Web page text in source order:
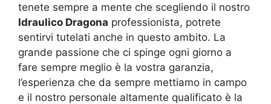
tenete sempre a mente che scegliendo il nostro
Idraulico Dragona professionista, potrete
sentirvi tutelati anche in questo ambito. La
grande passione che ci spinge ogni giorno a
fare sempre meglio è la vostra garanzia,
l’esperienza che da sempre mettiamo in campo
e il nostro personale altamente qualificato è la